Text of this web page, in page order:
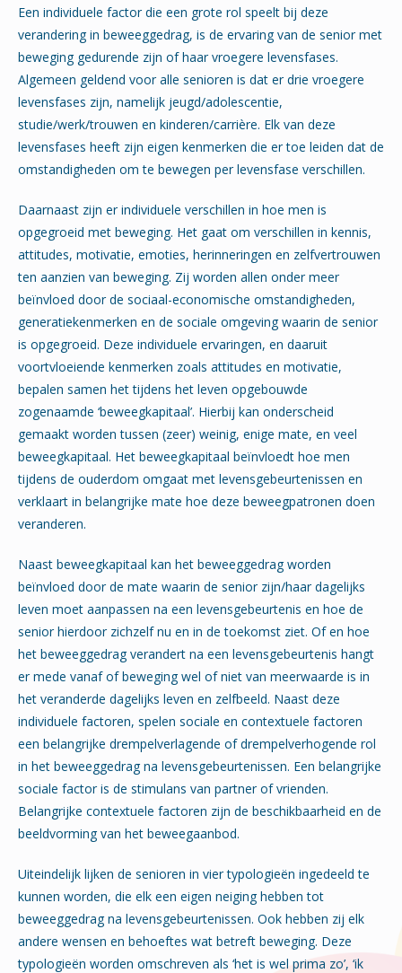
Een individuele factor die een grote rol speelt bij deze
verandering in beweeggedrag, is de ervaring van de senior met
beweging gedurende zijn of haar vroegere levensfases.
Algemeen geldend voor alle senioren is dat er drie vroegere
levensfases zijn, namelijk jeugd/adolescentie,
studie/werk/trouwen en kinderen/carrière. Elk van deze
levensfases heeft zijn eigen kenmerken die er toe leiden dat de
omstandigheden om te bewegen per levensfase verschillen.
Daarnaast zijn er individuele verschillen in hoe men is
opgegroeid met beweging. Het gaat om verschillen in kennis,
attitudes, motivatie, emoties, herinneringen en zelfvertrouwen
ten aanzien van beweging. Zij worden allen onder meer
beïnvloed door de sociaal-economische omstandigheden,
generatiekenmerken en de sociale omgeving waarin de senior
is opgegroeid. Deze individuele ervaringen, en daaruit
voortvloeiende kenmerken zoals attitudes en motivatie,
bepalen samen het tijdens het leven opgebouwde
zogenaamde ‘beweegkapitaal’. Hierbij kan onderscheid
gemaakt worden tussen (zeer) weinig, enige mate, en veel
beweegkapitaal. Het beweegkapitaal beïnvloedt hoe men
tijdens de ouderdom omgaat met levensgebeurtenissen en
verklaart in belangrijke mate hoe deze beweegpatronen doen
veranderen.
Naast beweegkapitaal kan het beweeggedrag worden
beïnvloed door de mate waarin de senior zijn/haar dagelijks
leven moet aanpassen na een levensgebeurtenis en hoe de
senior hierdoor zichzelf nu en in de toekomst ziet. Of en hoe
het beweeggedrag verandert na een levensgebeurtenis hangt
er mede vanaf of beweging wel of niet van meerwaarde is in
het veranderde dagelijks leven en zelfbeeld. Naast deze
individuele factoren, spelen sociale en contextuele factoren
een belangrijke drempelverlagende of drempelverhogende rol
in het beweeggedrag na levensgebeurtenissen. Een belangrijke
sociale factor is de stimulans van partner of vrienden.
Belangrijke contextuele factoren zijn de beschikbaarheid en de
beeldvorming van het beweegaanbod.
Uiteindelijk lijken de senioren in vier typologieën ingedeeld te
kunnen worden, die elk een eigen neiging hebben tot
beweeggedrag na levensgebeurtenissen. Ook hebben zij elk
andere wensen en behoeftes wat betreft beweging. Deze
typologieën worden omschreven als ‘het is wel prima zo’, ‘ik